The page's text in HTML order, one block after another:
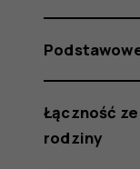
Łączność
rodziny